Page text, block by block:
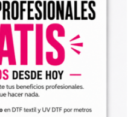
Textil con Tinta
Film) ha
de la estampación
empresas crear